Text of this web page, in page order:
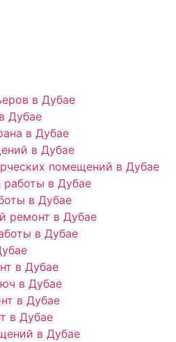
в Дубае
Дубае
в Дубае
в Дубае
помещений в Дубае
работы в Дубае
в Дубае
ремонт в Дубае
в Дубае
в Дубае
в Дубае
в Дубае
в Дубае
в Дубае